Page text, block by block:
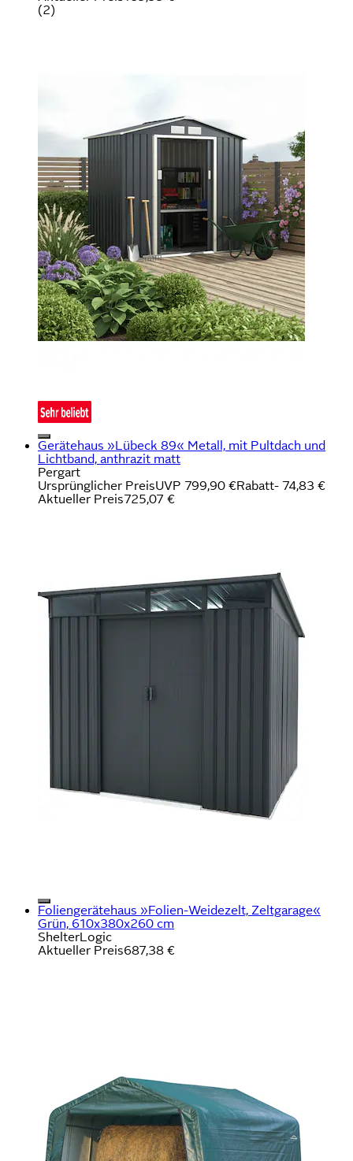
(2)
Gerätehaus »Lübeck 89« Metall, mit Pultdach und
Lichtband, anthrazit matt
Pergart
Ursprünglicher PreisUVP 799,90 €Rabatt- 74,83 €
Aktueller Preis725,07 €
Foliengerätehaus »Folien-Weidezelt, Zeltgarage«
Grün, 610x380x260 cm
ShelterLogic
Aktueller Preis687,38 €